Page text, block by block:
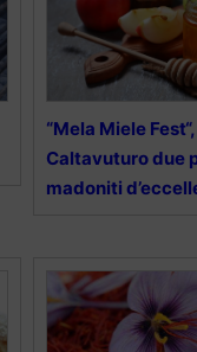
“Mela Miele Fest“,
Caltavuturo due
madoniti